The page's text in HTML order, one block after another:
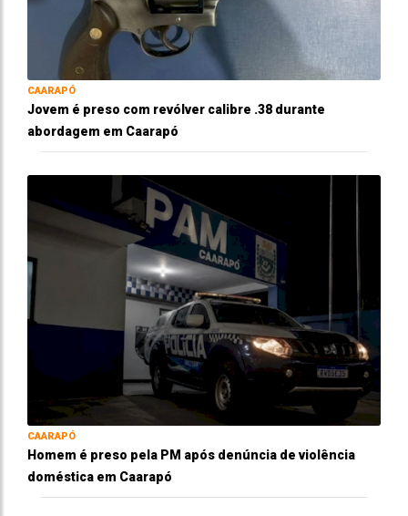
CAARAPÓ
Jovem é preso com revólver calibre .38 durante
abordagem em Caarapó
CAARAPÓ
Homem é preso pela PM após denúncia de violência
doméstica em Caarapó